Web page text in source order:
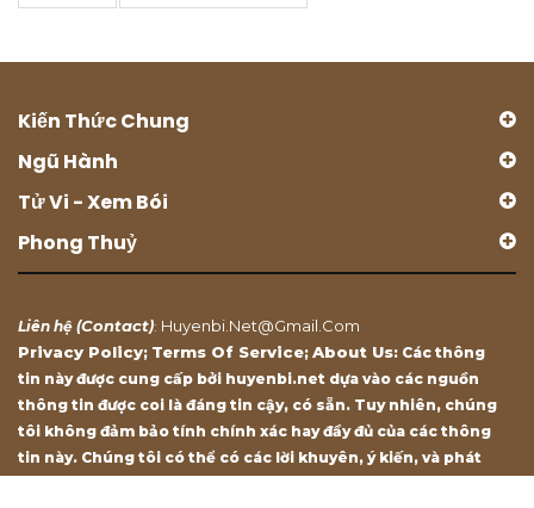
Kiến Thức Chung
Ngũ Hành
Tử Vi - Xem Bói
Phong Thuỷ
Liên hệ (Contact): Huyenbi.net@gmail.com
Privacy Policy; Terms Of Service; About Us: Các thông
tin này được cung cấp bởi huyenbi.net dựa vào các nguồn
thông tin được coi là đáng tin cậy, có sẵn. Tuy nhiên, chúng
tôi không đảm bảo tính chính xác hay đầy đủ của các thông
tin này. Chúng tôi có thể có các lời khuyên, ý kiến, và phát